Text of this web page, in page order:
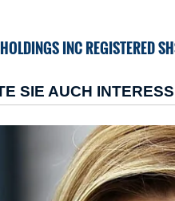
INC REGISTERED